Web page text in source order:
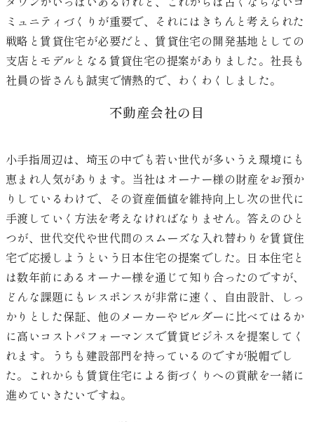
ミュニティづくりが重要で、それにはきちんと考えられた
戦略と賃貸住宅が必要だと、賃貸住宅の開発基地としての
支店とモデルとなる賃貸住宅の提案がありました。社長も
社員の皆さんも誠実で情熱的で、わくわくしました。
不動産会社の目
小手指周辺は、埼玉の中でも若い世代が多いうえ環境にも
恵まれ人気があります。当社はオーナー様の財産をお預か
りしているわけで、その資産価値を維持向上し次の世代に
手渡していく方法を考えなければなりません。答えのひと
つが、世代交代や世代間のスムーズな入れ替わりを賃貸住
宅で応援しようという日本住宅の提案でした。日本住宅と
は数年前にあるオーナー様を通じて知り合ったのですが、
どんな課題にもレスポンスが非常に速く、自由設計、しっ
かりとした保証、他のメーカーやビルダーに比べてはるか
に高いコストパフォーマンスで賃貸ビジネスを提案してく
れます。うちも建設部門を持っているのですが脱帽でし
た。これからも賃貸住宅による街づくりへの貢献を一緒に
進めていきたいですね。